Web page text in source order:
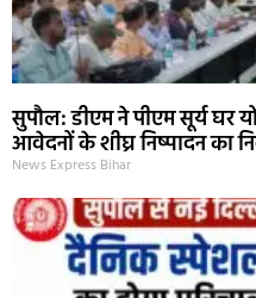
सुपौल: डीएम ने पीएम सूर्य घर
आवेदनों के शीघ्र निष्पादन का
News Express Bihar